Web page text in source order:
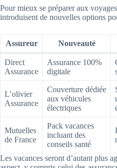
Pour mieux se préparer aux
introduisent de nouvelles options
Assureur Nouveauté
Direct
Assurance
Assurance 100%
digitale
L’olivier
Assurance
Couverture dédiée
aux véhicules
électriques
Mutuelles
de France
Pack vacances
incluant des
conseils santé
Les vacances seront d’autant plus